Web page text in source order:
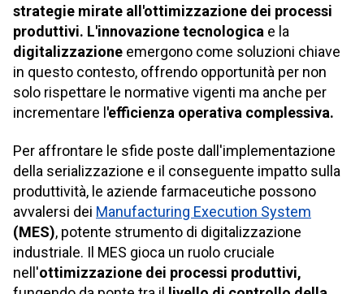
strategie mirate all'ottimizzazione dei processi
produttivi. L'innovazione tecnologica e la
digitalizzazione emergono come soluzioni chiave
in questo contesto, offrendo opportunità per non
solo rispettare le normative vigenti ma anche per
incrementare l 'efficienza operativa complessiva.
Per affrontare le sfide poste dall'implementazione
della serializzazione e il conseguente impatto sulla
produttività, le aziende farmaceutiche possono
avvalersi dei Manufacturing Execution System
(MES), potente strumento di digitalizzazione
industriale. Il MES gioca un ruolo cruciale
nell'ottimizzazione dei processi produttivi,